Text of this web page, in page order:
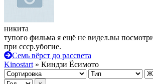
никита
тупого фильма я ещё не видел.вы
при ссср.убогие.
Семь вёрст до рассвета
Kinostart » Киндзи Ёсимото